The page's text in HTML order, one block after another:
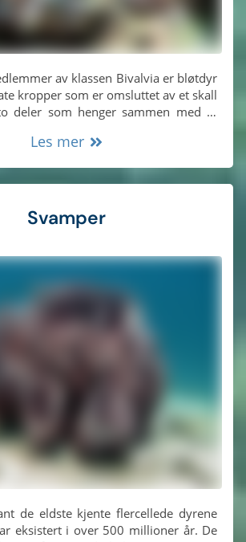
av klassen Bivalvia er bløtdyr
kropper som er omsluttet av et skall
deler som henger sammen med et
de fleste er filtreringsspisere. Gjellene
Les mer
Svamper
de eldste kjente flercellede dyrene
eksistert i over 500 millioner år. De